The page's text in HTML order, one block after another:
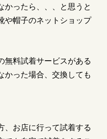
かったら、、、と思うと
や帽子のネットショップ
無料試着サービスがある
かった場合、交換しても
、お店に行って試着する